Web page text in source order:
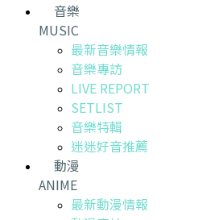
音樂
MUSIC
最新音樂情報
音樂專訪
LIVE REPORT
SETLIST
音樂特輯
迷迷好音推薦
動漫
ANIME
最新動漫情報